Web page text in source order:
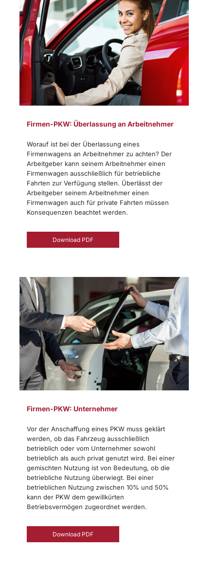
Firmen-PKW: Überlassung an Arbeitnehmer
Worauf ist bei der Überlassung eines
Firmenwagens an Arbeitnehmer zu achten? Der
Arbeitgeber kann seinem Arbeitnehmer einen
Firmenwagen ausschließlich für betriebliche
Fahrten zur Verfügung stellen. Überlässt der
Arbeitgeber seinem Arbeitnehmer einen
Firmenwagen auch für private Fahrten müssen
Konsequenzen beachtet werden.
Download PDF
Firmen-PKW: Unternehmer
Vor der Anschaffung eines PKW muss geklärt
werden, ob das Fahrzeug ausschließlich
betrieblich oder vom Unternehmer sowohl
betrieblich als auch privat genutzt wird. Bei einer
gemischten Nutzung ist von Bedeutung, ob die
betriebliche Nutzung überwiegt. Bei einer
betrieblichen Nutzung zwischen 10% und 50%
kann der PKW dem gewillkürten
Betriebsvermögen zugeordnet werden.
Download PDF